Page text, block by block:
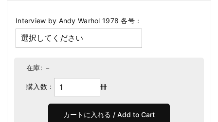
Interview by Andy Warhol 1978 各号：
在庫: －
購入数： 冊